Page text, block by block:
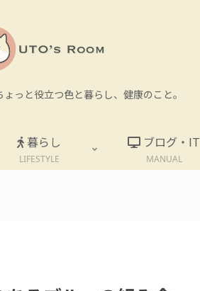
っと役立つ色と暮らし、健康のこと。
暮らし
LIFESTYLE
ブログ・IT
MANUAL